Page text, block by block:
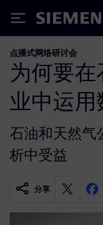
Siemens
点播式网络研讨会
为何要
业中运用
石油和天然气
析中受益
分享